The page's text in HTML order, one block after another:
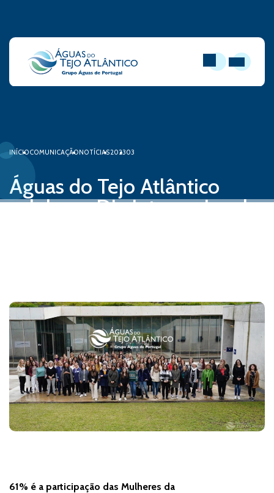
PESQUISAR
ABRIR
INÍCIOCOMUNICAÇÃONOTÍCIAS202303
Águas do Tejo Atlântico
celebra o Dia Internacional
61% é a participação das Mulheres da